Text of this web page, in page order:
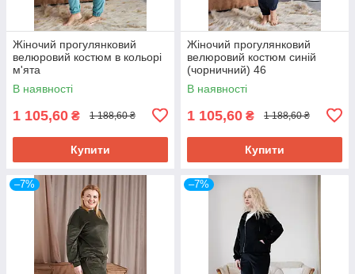
Жіночий прогулянковий
велюровий костюм в кольорі
м'ята
В наявності
1 105,60 ₴ 1 188,60 ₴
Купити
Жіночий прогулянковий
велюровий костюм синій
(чорничний) 46
В наявності
1 105,60 ₴ 1 188,60 ₴
Купити
–7% –7%